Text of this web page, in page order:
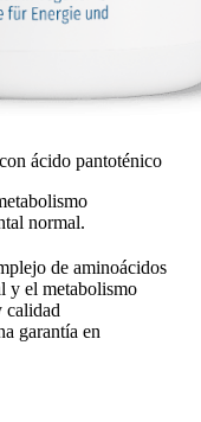
ácido pantoténico
normal.
de aminoácidos
y el metabolismo
calidad
garantía en